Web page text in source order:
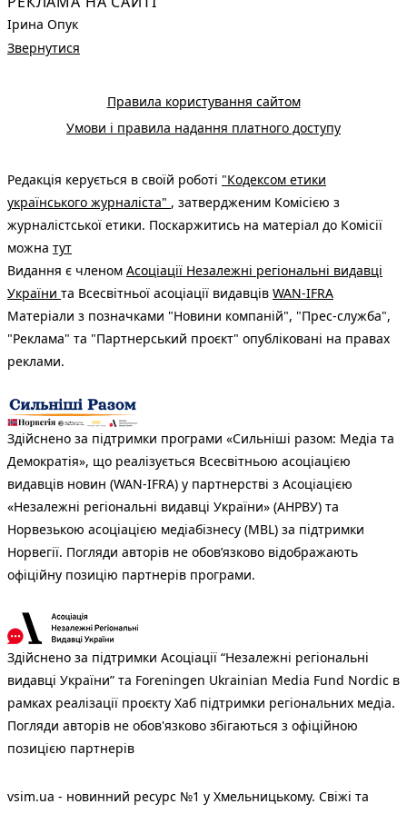
Ірина Опук
Звернутися
Правила користування сайтом
Умови і правила надання платного доступу
Редакція керується в своїй роботі "Кодексом етики
українського журналіста" , затвердженим Комісією з
журналістської етики. Поскаржитись на матеріал до Комісії
можна тут
Видання є членом Асоціації Незалежні регіональні видавці
України та Всесвітньої асоціації видавців WAN-IFRA
Матеріали з позначками "Новини компаній", "Прес-служба",
"Реклама" та "Партнерський проєкт" опубліковані на правах
реклами.
Здійснено за підтримки програми «Сильніші разом: Медіа та
Демократія», що реалізується Всесвітньою асоціацією
видавців новин (WAN-IFRA) у партнерстві з Асоціацією
«Незалежні регіональні видавці України» (АНРВУ) та
Норвезькою асоціацією медіабізнесу (MBL) за підтримки
Норвегії. Погляди авторів не обов’язково відображають
офіційну позицію партнерів програми.
Здійснено за підтримки Асоціації “Незалежні регіональні
видавці України” та Foreningen Ukrainian Media Fund Nordic в
рамках реалізації проєкту Хаб підтримки регіональних медіа.
Погляди авторів не обов'язково збігаються з офіційною
позицією партнерів
vsim.ua - новинний ресурс №1 у Хмельницькому. Свіжі та